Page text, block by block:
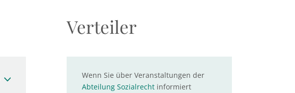
Verteiler
Wenn Sie über Veranstaltungen der
Abteilung Sozialrechtinformiert